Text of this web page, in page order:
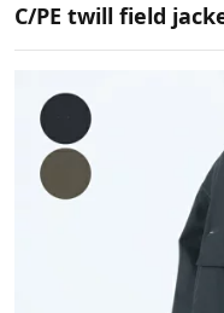
C/PE twill field